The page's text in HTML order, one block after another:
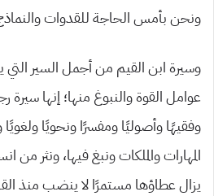
ونحن بأمس الحاجة للقدوات والنماذج
وسيرة ابن القيم من أجمل السير التي
عوامل القوة والنبوغ منها؛ إنها
وفقيهًا وأصوليًا ومفسرًا ونحويًا
المهارات والملكات ونبغ فيها، ونثر
يزال عطاؤها مستمرًا لا ينضب منذ